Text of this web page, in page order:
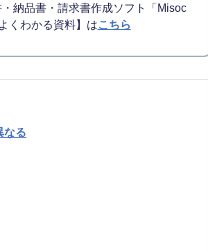
・納品書・請求書作成ソフト「Misoc
くわかる資料】はこちら
なる